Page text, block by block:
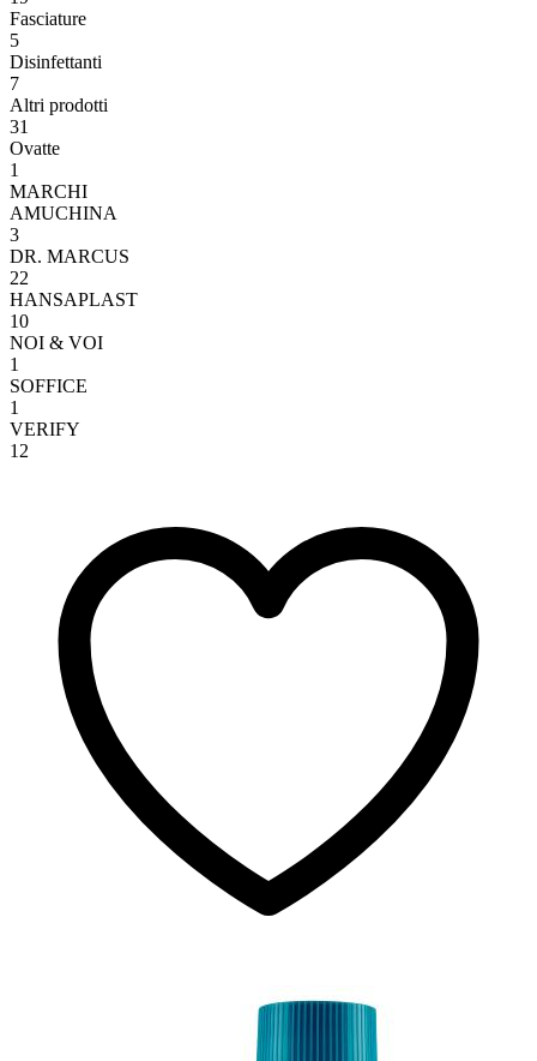
Fasciature
5
Disinfettanti
7
Altri prodotti
31
Ovatte
1
MARCHI
AMUCHINA
3
DR. MARCUS
22
HANSAPLAST
10
NOI & VOI
1
SOFFICE
1
VERIFY
12